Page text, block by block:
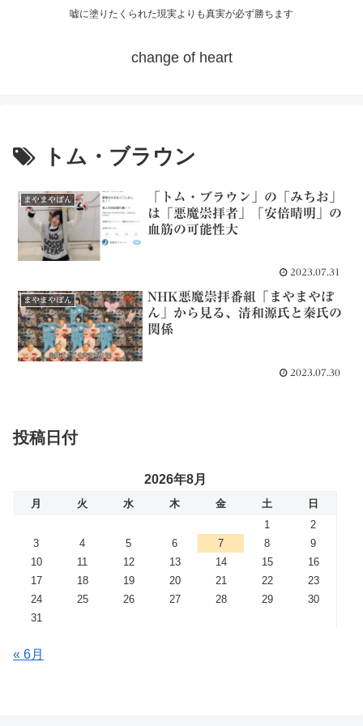
嘘に塗りたくられた現実よりも真実が必ず勝ちます
change of heart
トム・ブラウン
まやまやぽん
「トム・ブラウン」の「みちお」
は「悪魔崇拝者」「安倍晴明」の
血筋の可能性大
2023.07.31
まやまやぽん
NHK悪魔崇拝番組「まやまやぽ
ん」から見る、清和源氏と秦氏の
関係
2023.07.30
投稿日付
2026年8月
月 火 水 木 金 土
日
1
2
3
4 5 6 7 8
9
10
11 12 13 14 15
16
17
18 19 20 21 22
23
24
25 26 27 28 29
30
31
« 6月